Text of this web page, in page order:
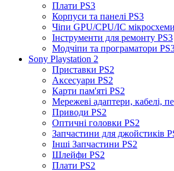
Плати PS3
Корпуси та панелі PS3
Чіпи GPU/CPU/IC
Інструменти для ремонту PS3
Модчіпи та програматори
Sony Playstation 2
Приставки PS2
Аксесуари PS2
Карти пам'яті PS2
Мережеві адаптери, кабелі,
Приводи PS2
Оптичні головки PS2
Запчастини для джойстиків
Інші Запчастини PS2
Шлейфи PS2
Плати PS2